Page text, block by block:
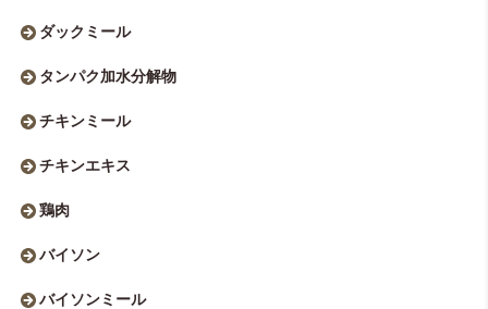
ダックミール
タンパク加水分解物
チキンミール
チキンエキス
鶏肉
バイソン
バイソンミール